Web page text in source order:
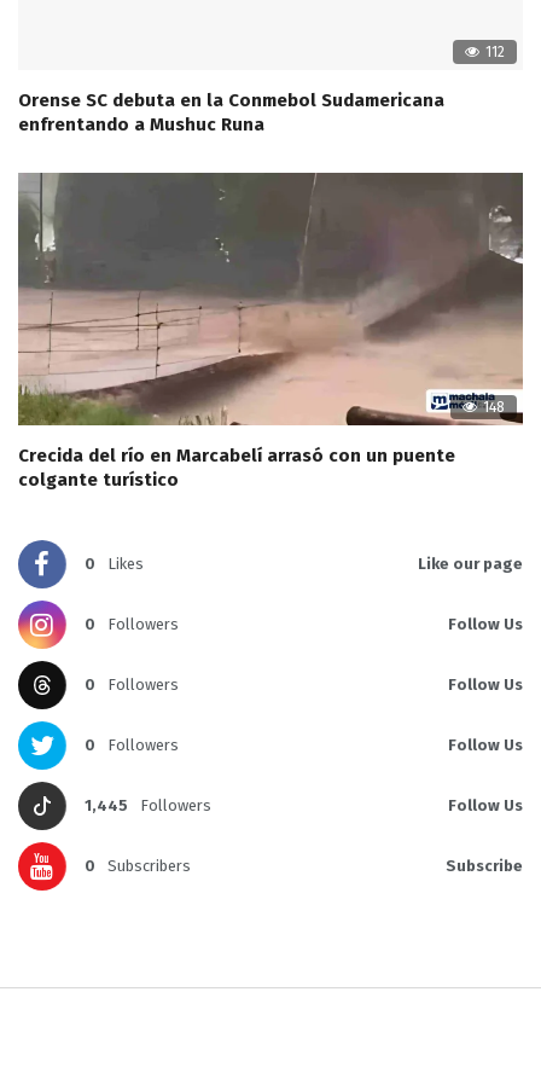
112
Orense SC debuta en la Conmebol Sudamericana
enfrentando a Mushuc Runa
148
Crecida del río en Marcabelí arrasó con un puente
colgante turístico
0 Likes Like our page
0 Followers Follow Us
0 Followers Follow Us
0 Followers Follow Us
1,445 Followers Follow Us
0 Subscribers Subscribe